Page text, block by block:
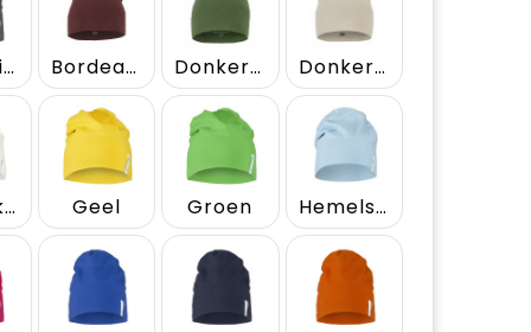
Antraciet Bordeaux Donker Groen Donker Zand
Gebroken Wit Geel Groen Hemelsblauw